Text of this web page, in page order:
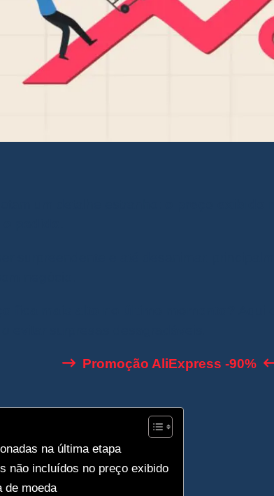
Promoção AliExpress -90%
na última etapa
não incluídos no preço exibido
de moeda